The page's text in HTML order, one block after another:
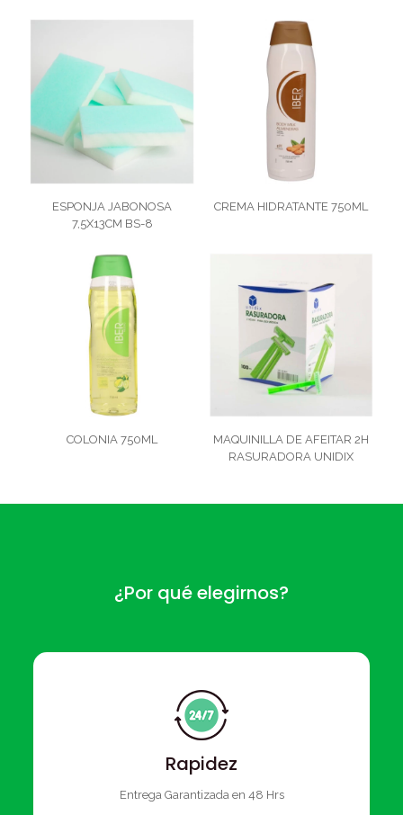
ESPONJA JABONOSA
7,5X13CM BS-8
CREMA HIDRATANTE 750ML
COLONIA 750ML
MAQUINILLA DE AFEITAR 2H
RASURADORA UNIDIX
¿Por qué elegirnos?
Rapidez
Entrega Garantizada en 48 Hrs